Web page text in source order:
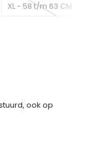
XL - 58 t/m 63 CM
ook op